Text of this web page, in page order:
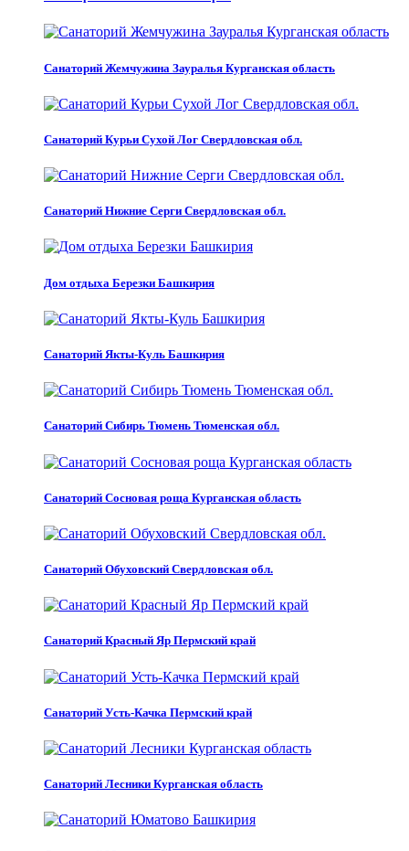
Санаторий Жемчужина Зауралья Курганская область
Санаторий Курьи Сухой Лог Свердловская обл.
Санаторий Нижние Серги Свердловская обл.
Дом отдыха Березки Башкирия
Санаторий Якты-Куль Башкирия
Санаторий Сибирь Тюмень Тюменская обл.
Санаторий Сосновая роща Курганская область
Санаторий Обуховский Свердловская обл.
Санаторий Красный Яр Пермский край
Санаторий Усть-Качка Пермский край
Санаторий Лесники Курганская область